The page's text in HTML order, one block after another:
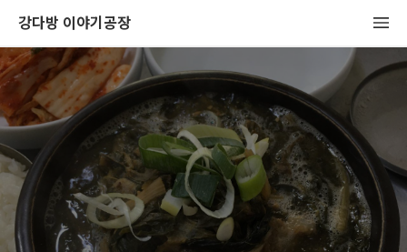
강다방 이야기공장